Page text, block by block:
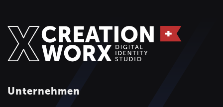
Unternehmen